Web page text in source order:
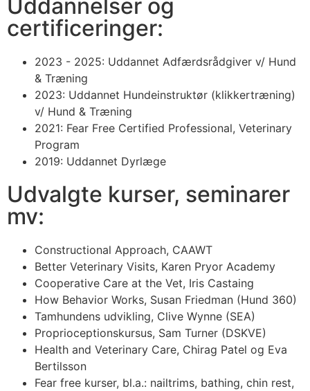
Uddannelser og
certificeringer:
2023 - 2025: Uddannet Adfærdsrådgiver v/ Hund
& Træning
2023: Uddannet Hundeinstruktør (klikkertræning)
v/ Hund & Træning
2021: Fear Free Certified Professional, Veterinary
Program
2019: Uddannet Dyrlæge
Udvalgte kurser, seminarer
mv:
Constructional Approach, CAAWT
Better Veterinary Visits, Karen Pryor Academy
Cooperative Care at the Vet, Iris Castaing
How Behavior Works, Susan Friedman (Hund 360)
Tamhundens udvikling, Clive Wynne (SEA)
Proprioceptionskursus, Sam Turner (DSKVE)
Health and Veterinary Care, Chirag Patel og Eva
Bertilsson
Fear free kurser, bl.a.: nailtrims, bathing, chin rest,